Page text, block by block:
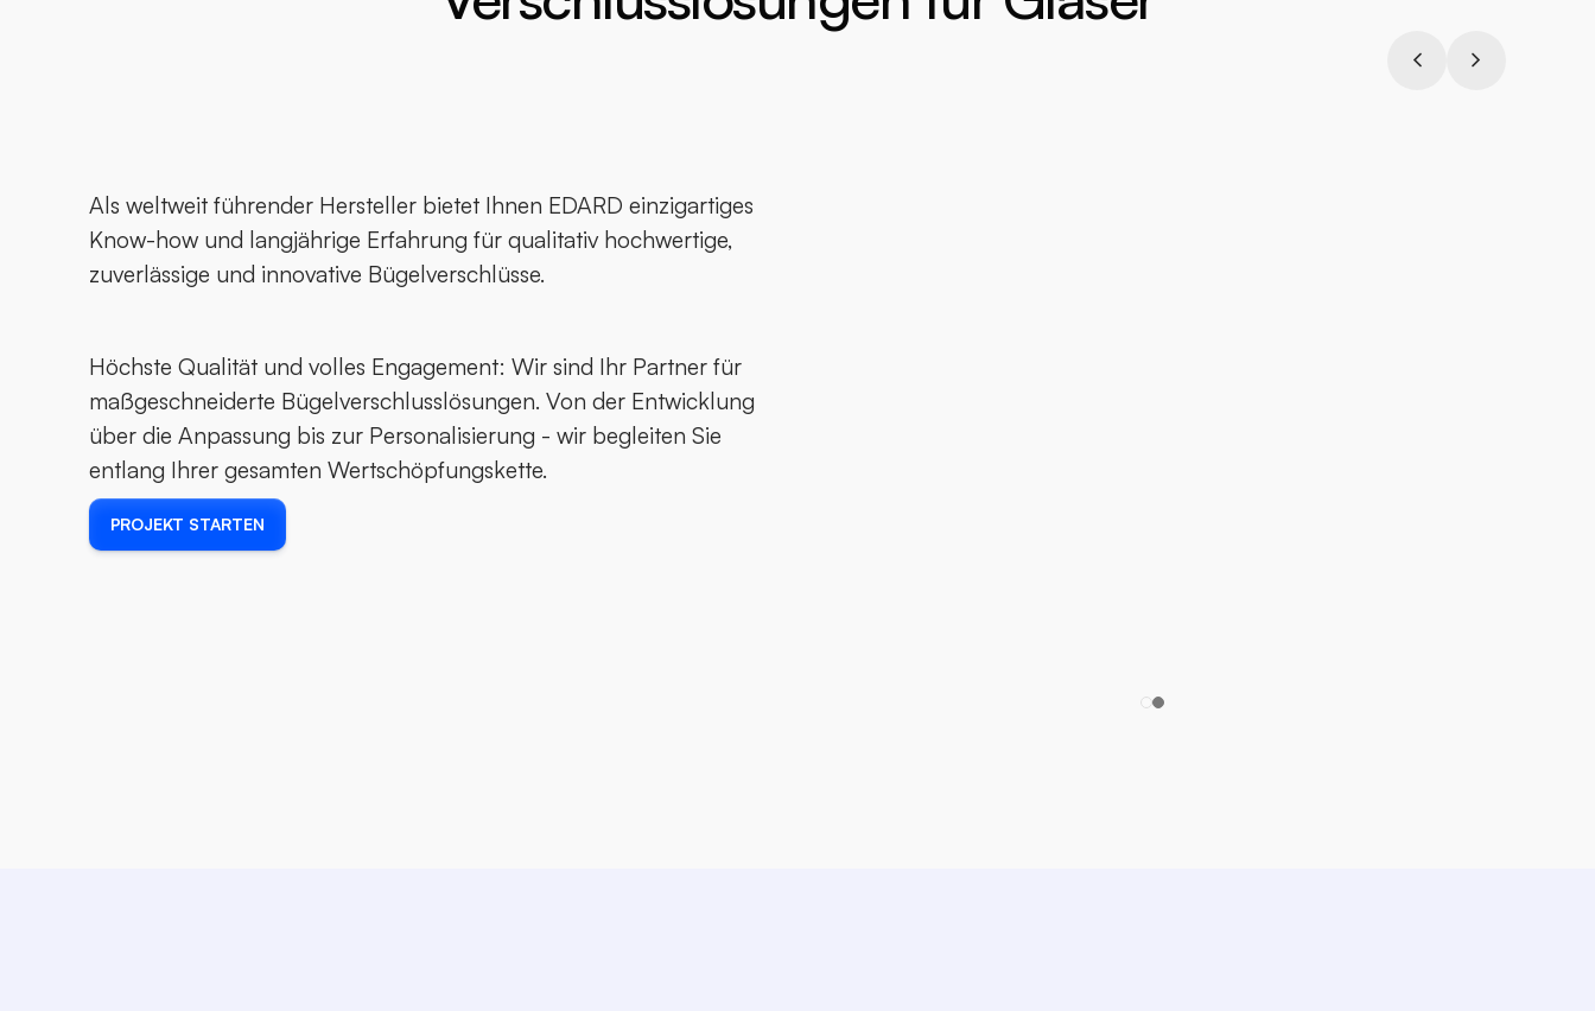
Als weltweit führender Hersteller bietet Ihnen EDARD einzigartiges
Know-how und langjährige Erfahrung für qualitativ hochwertige,
zuverlässige und innovative Bügelverschlüsse.
Höchste Qualität und volles Engagement: Wir sind Ihr Partner für
maßgeschneiderte Bügelverschlusslösungen. Von der Entwicklung
über die Anpassung bis zur Personalisierung - wir begleiten Sie
entlang Ihrer gesamten Wertschöpfungskette.
PROJEKT STARTEN